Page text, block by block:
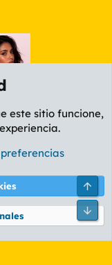
privacidad Ayuda
Ltd.
este sitio funcione,
Pie